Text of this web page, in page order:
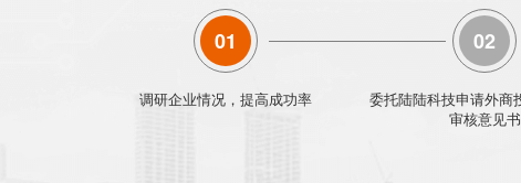
01
调研企业情况，提高成功率
02
委托陆陆科技申请外商
审核意见书